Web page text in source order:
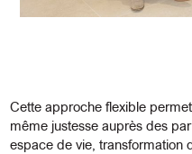
Cette approche flexible
même justesse auprès des
espace de vie, transformation